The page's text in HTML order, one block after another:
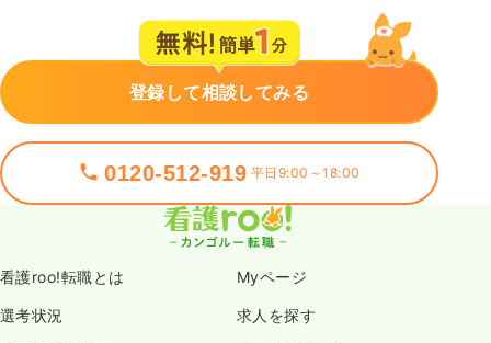
登録して相談してみる
0120-512-919 平日9:00～18:00
看護roo!転職とは Myページ
選考状況 求人を探す